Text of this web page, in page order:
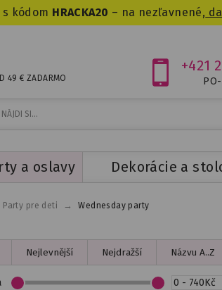
s kódom HRACKA20 – na nezľavnené,
49 € ZADARMO
+421
a oslavy Dekorácie a
Party pre deti → Wednesday party
Nejlevnější Nejdražší Názvu A..Z